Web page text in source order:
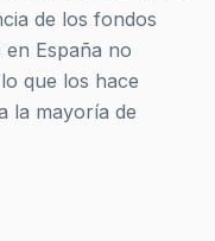
de los fondos
en España no
que los hace
la mayoría de